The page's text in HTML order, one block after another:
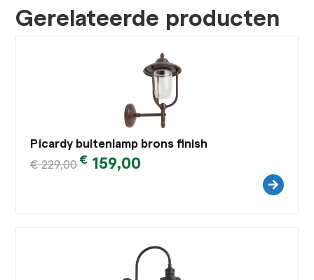
Gerelateerde producten
Picardy buitenlamp brons finish
€229,00€ 159,00